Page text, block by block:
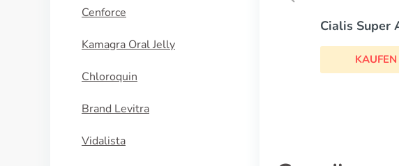
Cenforce
Kamagra Oral Jelly
Chloroquin
Brand Levitra
Vidalista
KAUFEN